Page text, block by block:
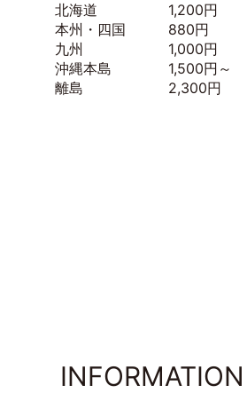
北海道 1,200円
本州・四国 880円
九州 1,000円
沖縄本島 1,500円～
離島 2,300円
INFORMATION